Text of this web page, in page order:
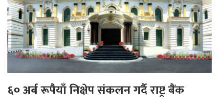
६० अर्ब रूपैयाँ निक्षेप संकलन गर्दै राष्ट्र बैंक